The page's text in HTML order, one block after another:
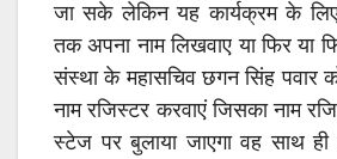
जा सके लेकिन यह कार्यक्रम के
तक अपना नाम लिखवाए या फिर या
संस्था के महासचिव छगन सिंह पवार
नाम रजिस्टर करवाएं जिसका नाम
स्टेज पर बुलाया जाएगा वह साथ